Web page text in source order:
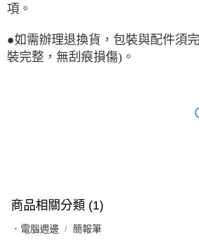
項。
●如需辦理退換貨，包裝與配件須
裝完整，無刮痕損傷)。
商品相關分類 (1)
．電腦週邊 簡報筆